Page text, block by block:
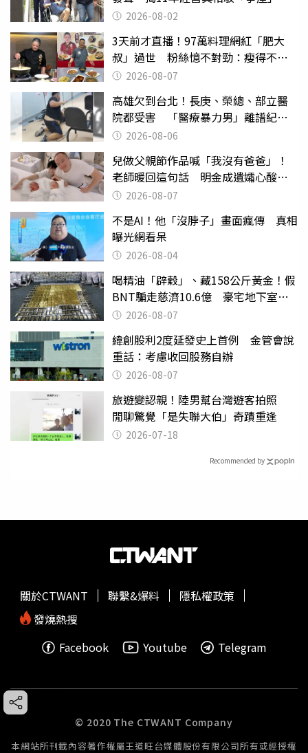
2026-08-02
3天前才直播！97萬料理網紅「肥大
叔」過世 粉絲憶不對勁：瘦得不合
理 2026-08-07
高雄欠到台北！長庚、榮總、部立醫
院都受害 「醫療暴力男」離譜紀錄
曝光2026-08-06
兒做父親節作品喊「我沒有爸爸」！
老師暖回這句話 明金成遺孀心酸惹
淚 2026-08-07
不是AI！他「沒脖子」畫面瘋傳 真相
曝光網看呆
2026-08-04
喝精油「辟穀」、藏158公斤黃金！假
BNT騙走慈濟10.6億 豪宅地下室竟
挖出乾鮑金庫
2026-08-07
緯創股利2度延發史上首例 金管會說
重話：考慮收回股務自辦
2026-08-07
旅遊變認親！陸男幫台灣遊客拍照
閒聊驚覺「是失聯大伯」奇蹟重逢
2026-07-18
Recommended by
關於CTWANT 聯繫&爆料
隱私權政策
發燒熱搜
Facebook
Youtube Telegram
© 2020 The CTWANT Company
本網站所刊載內容著作權屬王道旺台媒體股份有限公司所有或經授權